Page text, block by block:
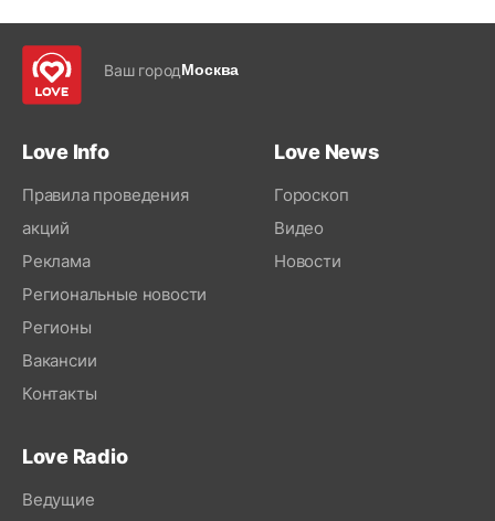
Ваш городМосква
Love Info
Правила проведения
акций
Реклама
Региональные новости
Регионы
Вакансии
Контакты
Love News
Гороскоп
Видео
Новости
Love Radio
Ведущие